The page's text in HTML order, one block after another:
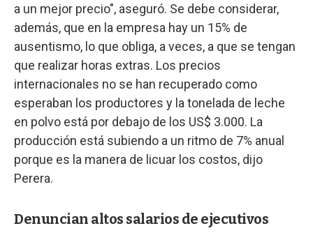
a un mejor precio", aseguró. Se debe considerar,
además, que en la empresa hay un 15% de
ausentismo, lo que obliga, a veces, a que se tengan
que realizar horas extras. Los precios
internacionales no se han recuperado como
esperaban los productores y la tonelada de leche
en polvo está por debajo de los US$ 3.000. La
producción está subiendo a un ritmo de 7% anual
porque es la manera de licuar los costos, dijo
Perera.
Denuncian altos salarios de ejecutivos